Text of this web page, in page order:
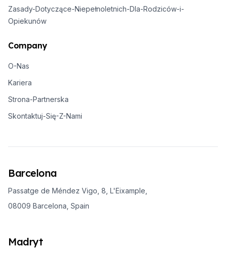
Zasady-Dotyczące-Niepełnoletnich-Dla-Rodziców-i-
Opiekunów
Company
O-Nas
Kariera
Strona-Partnerska
Skontaktuj-Się-Z-Nami
Barcelona
Passatge de Méndez Vigo, 8, L'Eixample,
08009 Barcelona, Spain
Madryt